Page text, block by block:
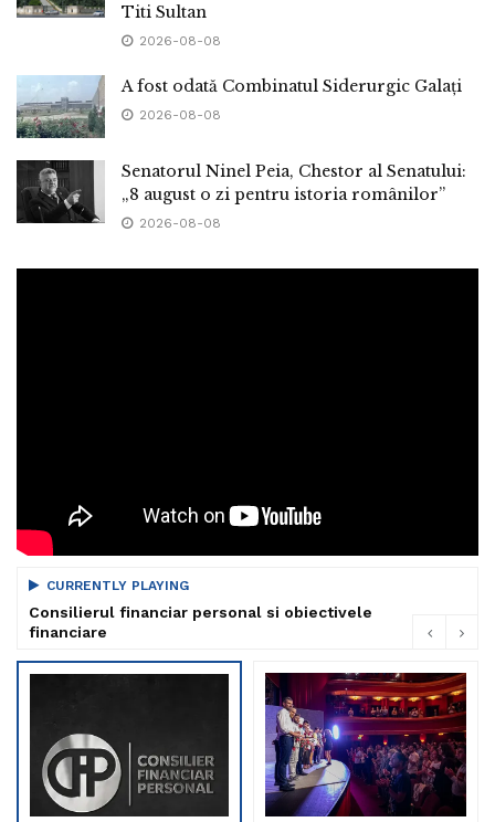
Titi Sultan
2026-08-08
A fost odată Combinatul Siderurgic Galați
2026-08-08
Senatorul Ninel Peia, Chestor al Senatului:
„8 august o zi pentru istoria românilor”
2026-08-08
CURRENTLY PLAYING
Consilierul financiar personal si obiectivele
financiare